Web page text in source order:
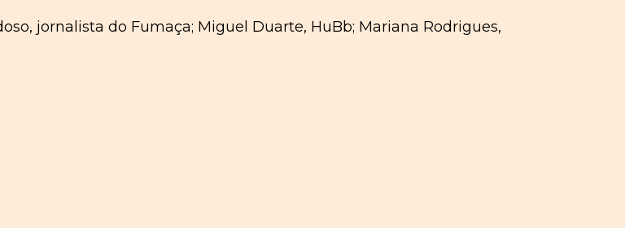
jornalista do Fumaça; Miguel Duarte, HuBb; Mariana Rodrigues,